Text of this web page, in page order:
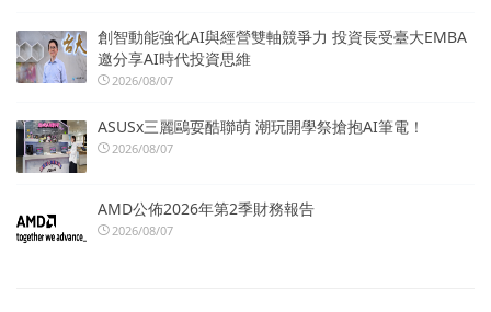
創智動能強化AI與經營雙軸競爭力 投資長受臺大EMBA
邀分享AI時代投資思維
2026/08/07
ASUSx三麗鷗耍酷聯萌 潮玩開學祭搶抱AI筆電！
2026/08/07
AMD公佈2026年第2季財務報告
2026/08/07